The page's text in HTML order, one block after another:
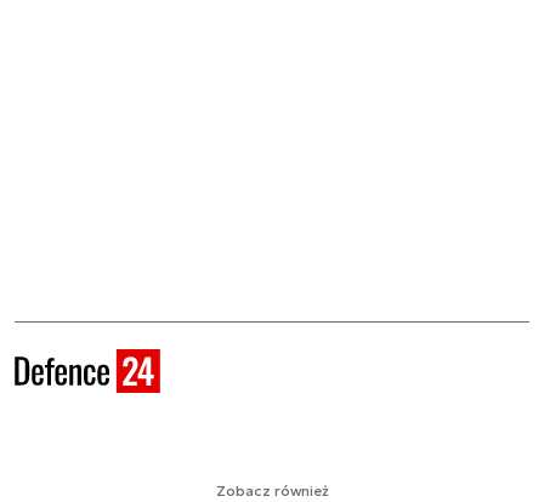
Zobacz również